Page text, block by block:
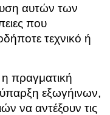
αυτών των
που
τεχνικό ή
η πραγματική
εξωγήινων,
να αντέξουν τις